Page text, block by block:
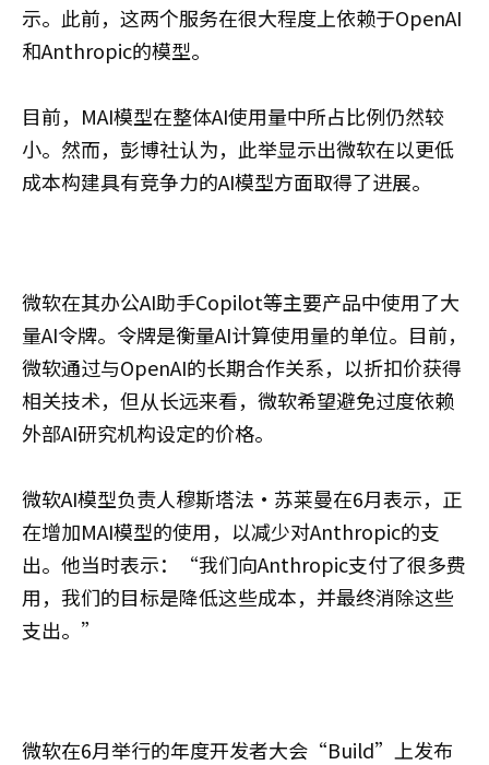
示。此前，这两个服务在很大程度上依赖于OpenAI
和Anthropic的模型。
目前，MAI模型在整体AI使用量中所占比例仍然较
小。然而，彭博社认为，此举显示出微软在以更低
成本构建具有竞争力的AI模型方面取得了进展。
微软在其办公AI助手Copilot等主要产品中使用了大
量AI令牌。令牌是衡量AI计算使用量的单位。目前，
微软通过与OpenAI的长期合作关系，以折扣价获得
相关技术，但从长远来看，微软希望避免过度依赖
外部AI研究机构设定的价格。
微软AI模型负责人穆斯塔法·苏莱曼在6月表示，正
在增加MAI模型的使用，以减少对Anthropic的支
出。他当时表示：“我们向Anthropic支付了很多费
用，我们的目标是降低这些成本，并最终消除这些
支出。”
微软在6月举行的年度开发者大会“Build”上发布